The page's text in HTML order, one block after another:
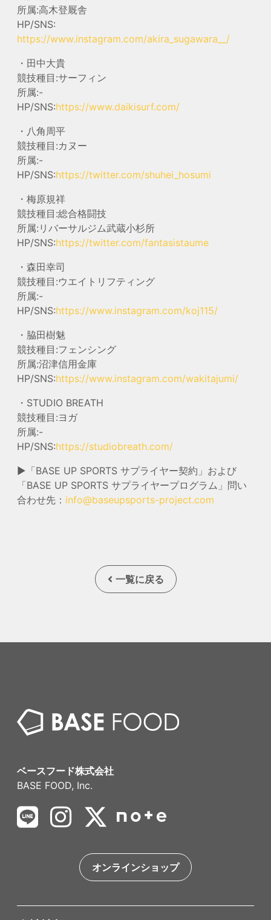
所属:高木登厩舎
HP/SNS:
https://www.instagram.com/akira_sugawara__/
・田中大貴
競技種目:サーフィン
所属:-
HP/SNS:https://www.daikisurf.com/
・八角周平
競技種目:カヌー
所属:-
HP/SNS:https://twitter.com/shuhei_hosumi
・梅原規祥
競技種目:総合格闘技
所属:リバーサルジム武蔵小杉所
HP/SNS:https://twitter.com/fantasistaume
・森田幸司
競技種目:ウエイトリフティング
所属:-
HP/SNS:https://www.instagram.com/koj115/
・脇田樹魅
競技種目:フェンシング
所属:沼津信用金庫
HP/SNS:https://www.instagram.com/wakitajumi/
・STUDIO BREATH
競技種目:ヨガ
所属:-
HP/SNS:https://studiobreath.com/
▶︎「BASE UP SPORTS サプライヤー契約」および
「BASE UP SPORTS サプライヤープログラム」問い
合わせ先： info@baseupsports-project.com
一覧に戻る
ベースフード株式会社
BASE FOOD, Inc.
オンラインショップ